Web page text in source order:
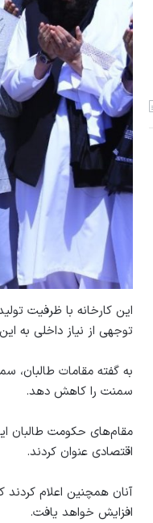
توجهی از نیاز داخلی به
به گفته مقامات طالبان،
سمنت را کاهش دهد.
مقام‌های حکومت طالبان
اقتصادی عنوان کردند.
افزایش خواهد یافت.